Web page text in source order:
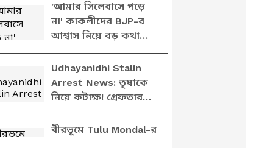
'আমার সিলেবাসে পড়ে
না' কাকলীদের BJP-র
আশ্বাস নিয়ে বড় কথা
বললেন Shamik
Bhattacharya
Udhayanidhi Stalin
Arrest News: তৃষাকে
নিয়ে কটাক্ষ! গ্রেফতার
উদয়নিধি স্ট্যালিন! তামিল
রাজনীতিতে তোলপাড়
বীরভূমে Tulu Mondal-র